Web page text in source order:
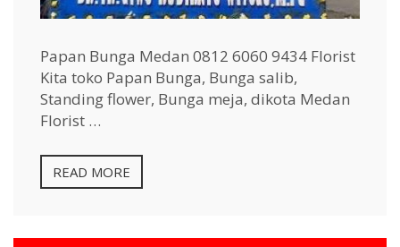
Papan Bunga Medan 0812 6060 9434 Florist
Kita toko Papan Bunga, Bunga salib,
Standing flower, Bunga meja, dikota Medan
Florist …
READ MORE